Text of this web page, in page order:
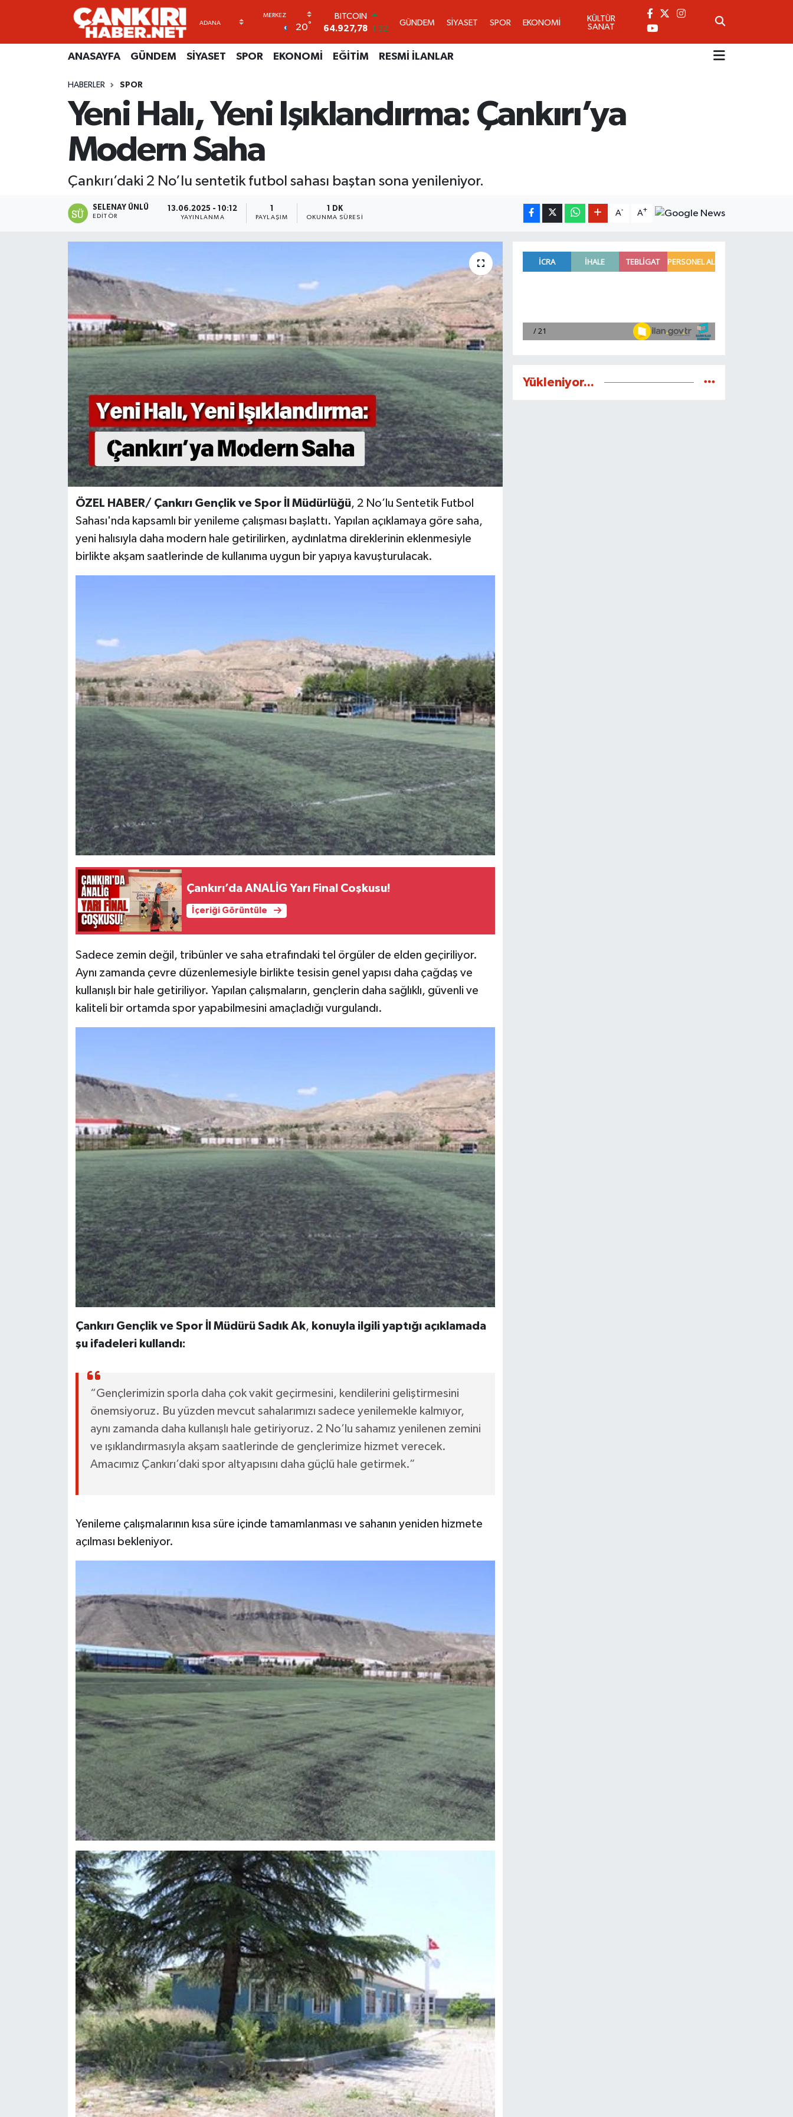
20°
DOLAR
47,5894 0.08
55,0398 -0.02
6508.83
BİST100
13.703
11
GÜNDEM SİYASET SPOR EKONOMİ
KÜLTÜR
SANAT
ANASAYFA GÜNDEM SİYASET SPOR EKONOMİ EĞİTİM RESMİ İLANLAR
HABERLER SPOR
Yeni Halı, Yeni Işıklandırma: Çankırı’ya
Modern Saha
Çankırı’daki 2 No’lu sentetik futbol sahası baştan sona yenileniyor.
SELENAY ÜNLÜ
EDITÖR
13.06.2025 - 10:12
YAYINLANMA PAYLAŞIM
1 DK
OKUNMA SÜRESI
A- A+
ÖZEL HABER/ Çankırı Gençlik ve Spor İl Müdürlüğü, 2 No’lu Sentetik Futbol
Sahası'nda kapsamlı bir yenileme çalışması başlattı. Yapılan açıklamaya göre saha,
yeni halısıyla daha modern hale getirilirken, aydınlatma direklerinin eklenmesiyle
birlikte akşam saatlerinde de kullanıma uygun bir yapıya kavuşturulacak.
Çankırı’da ANALİG Yarı Final Coşkusu!
İçeriği Görüntüle
Sadece zemin değil, tribünler ve saha etrafındaki tel örgüler de elden geçiriliyor.
Aynı zamanda çevre düzenlemesiyle birlikte tesisin genel yapısı daha çağdaş ve
kullanışlı bir hale getiriliyor. Yapılan çalışmaların, gençlerin daha sağlıklı, güvenli ve
kaliteli bir ortamda spor yapabilmesini amaçladığı vurgulandı.
Çankırı Gençlik ve Spor İl Müdürü Sadık Ak, konuyla ilgili yaptığı açıklamada
şu ifadeleri kullandı:
“Gençlerimizin sporla daha çok vakit geçirmesini, kendilerini geliştirmesini
önemsiyoruz. Bu yüzden mevcut sahalarımızı sadece yenilemekle kalmıyor,
aynı zamanda daha kullanışlı hale getiriyoruz. 2 No’lu sahamız yenilenen zemini
ve ışıklandırmasıyla akşam saatlerinde de gençlerimize hizmet verecek.
Amacımız Çankırı’daki spor altyapısını daha güçlü hale getirmek.”
Yenileme çalışmalarının kısa süre içinde tamamlanması ve sahanın yeniden hizmete
açılması bekleniyor.
Yükleniyor...
ANASAYFA
SİYASET
RESMİ İLANLAR
Künye
Gizlilik Sözleşmesi
BİYOGRAFİLER
GÜNDEM
KÜLTÜR SANAT
MAGAZİN
SAĞLIK
SİYASET
TEKNOLOJİ
VİZYONDAKİLER
Merkez Hava Durumu
Süper Lig Puan Durumu ve Fikstür
Tüm Manşetler